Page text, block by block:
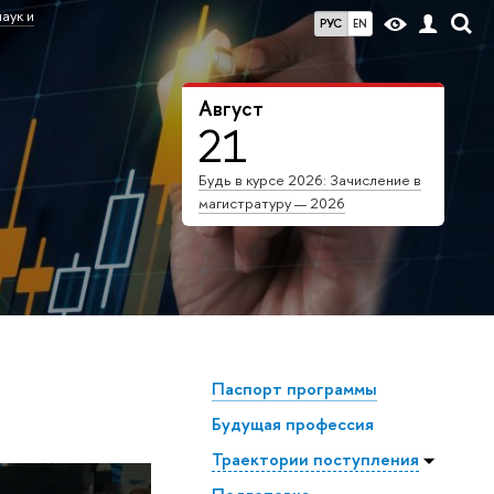
РУС EN
и
Август
21
Будь в курсе 2026: Зачисление в
магистратуру — 2026
Паспорт программы
Будущая профессия
Траектории поступления